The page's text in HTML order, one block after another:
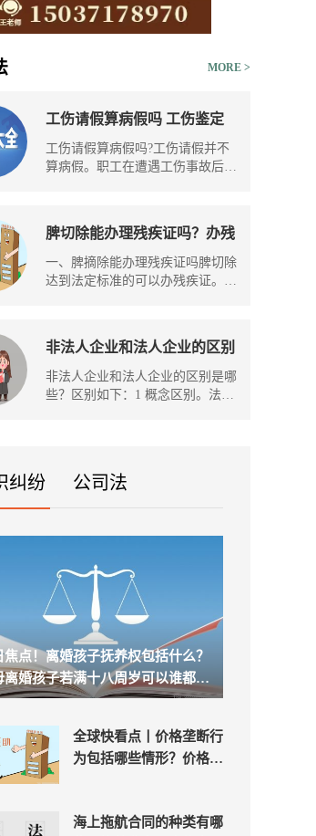
MORE >
工伤请假算病假吗 工伤鉴定
完多久赔钱？ 世界观点
工伤请假算病假吗?工伤请假并不
算病假。职工在遭遇工伤事故后可
脾切除能办理残疾证吗？办残
疾证流程是怎样的？-世界短
讯
一、脾摘除能办理残疾证吗脾切除
达到法定标准的可以办残疾证。脾
非法人企业和法人企业的区别
是哪些？企业法人的设立条件
是什么？-世界新视野
非法人企业和法人企业的区别是哪
些？区别如下：1 概念区别。法人
纠纷 公司法
焦点！离婚孩子抚养权包括什么？
离婚孩子若满十八周岁可以谁都不
？
全球快看点丨价格垄断行
为包括哪些情形？价格垄
海上拖航合同的种类有哪